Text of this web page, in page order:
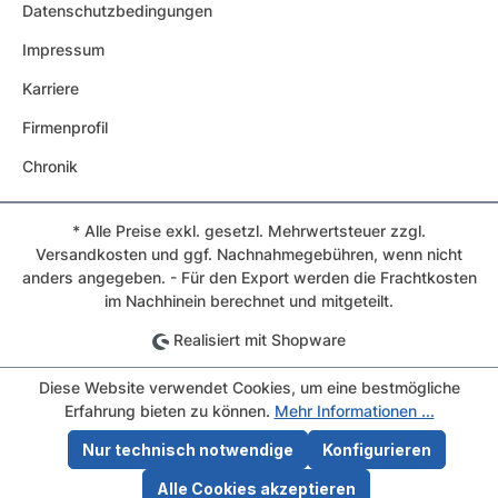
Datenschutzbedingungen
Impressum
Karriere
Firmenprofil
Chronik
* Alle Preise exkl. gesetzl. Mehrwertsteuer zzgl.
Versandkosten und ggf. Nachnahmegebühren, wenn nicht
anders angegeben. - Für den Export werden die Frachtkosten
im Nachhinein berechnet und mitgeteilt.
Realisiert mit Shopware
Diese Website verwendet Cookies, um eine bestmögliche
Erfahrung bieten zu können. Mehr Informationen ...
Nur technisch notwendige Konfigurieren
Alle Cookies akzeptieren